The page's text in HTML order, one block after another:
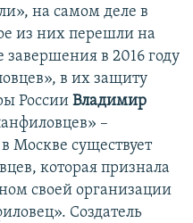
на самом деле в
из них перешли на
завершения в 2016 году
в их защиту
России Владимир
–
Москве существует
которая признала
своей организации
Создатель